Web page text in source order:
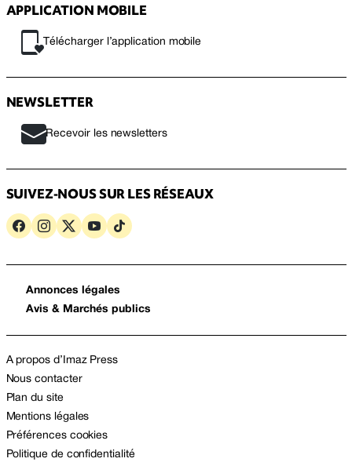
APPLICATION MOBILE
Télécharger l’application mobile
NEWSLETTER
Recevoir les newsletters
SUIVEZ-NOUS SUR LES RÉSEAUX
Annonces légales
Avis & Marchés publics
A propos d’Imaz Press
Nous contacter
Plan du site
Mentions légales
Préférences cookies
Politique de confidentialité